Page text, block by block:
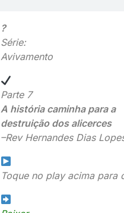
?
Série:
Avivamento
Parte 7
A história caminha para a
destruição dos alicerces
–Rev Hernandes Dias
Toque no play acima para